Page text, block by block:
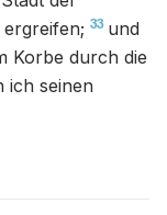
33 und
Korbe durch die
ich seinen